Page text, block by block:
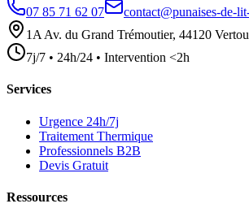
07 85 71 62 07
contact@punaises-de-
1A Av. du Grand Trémoutier, 44120 Vertou
7j/7 • 24h/24 • Intervention <2h
Services
Urgence 24h/7j
Traitement Thermique
Professionnels B2B
Devis Gratuit
Ressources